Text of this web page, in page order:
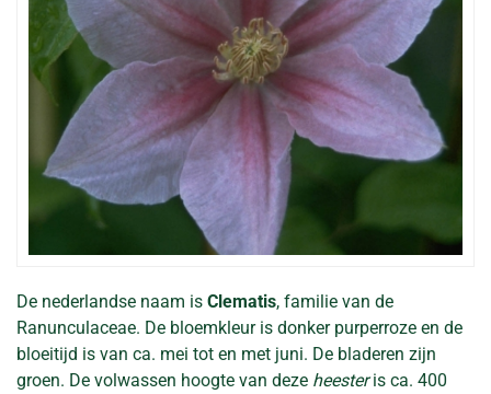
De nederlandse naam is Clematis, familie van de
Ranunculaceae. De bloemkleur is donker purperroze en de
bloeitijd is van ca. mei tot en met juni. De bladeren zijn
groen. De volwassen hoogte van deze heesteris ca. 400